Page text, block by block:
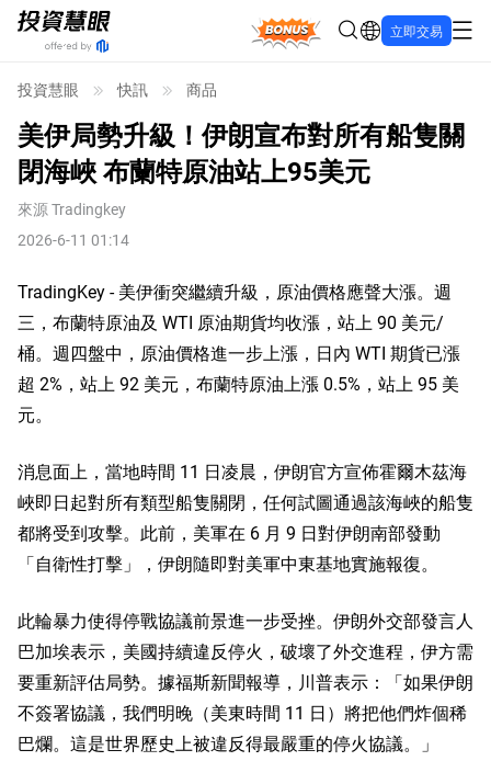
Bonus 立即交易
投資慧眼 快訊 商品
美伊局勢升級！伊朗宣布對所有船隻關
閉海峽 布蘭特原油站上95美元
來源Tradingkey
2026-6-11 01:14
TradingKey - 美伊衝突繼續升級，原油價格應聲大漲。週
三，布蘭特原油及 WTI 原油期貨均收漲，站上 90 美元/
桶。週四盤中，原油價格進一步上漲，日內 WTI 期貨已漲
超 2%，站上 92 美元，布蘭特原油上漲 0.5%，站上 95 美
元。
消息面上，當地時間 11 日凌晨，伊朗官方宣佈霍爾木茲海
峽即日起對所有類型船隻關閉，任何試圖通過該海峽的船隻
都將受到攻擊。此前，美軍在 6 月 9 日對伊朗南部發動
「自衛性打擊」，伊朗隨即對美軍中東基地實施報復。
此輪暴力使得停戰協議前景進一步受挫。伊朗外交部發言人
巴加埃表示，美國持續違反停火，破壞了外交進程，伊方需
要重新評估局勢。據福斯新聞報導，川普表示：「如果伊朗
不簽署協議，我們明晚（美東時間 11 日）將把他們炸個稀
巴爛。這是世界歷史上被違反得最嚴重的停火協議。」